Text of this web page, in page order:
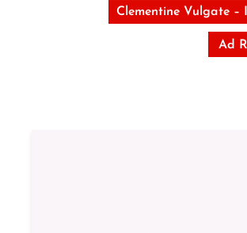
Clementine Vulgate –
Ad